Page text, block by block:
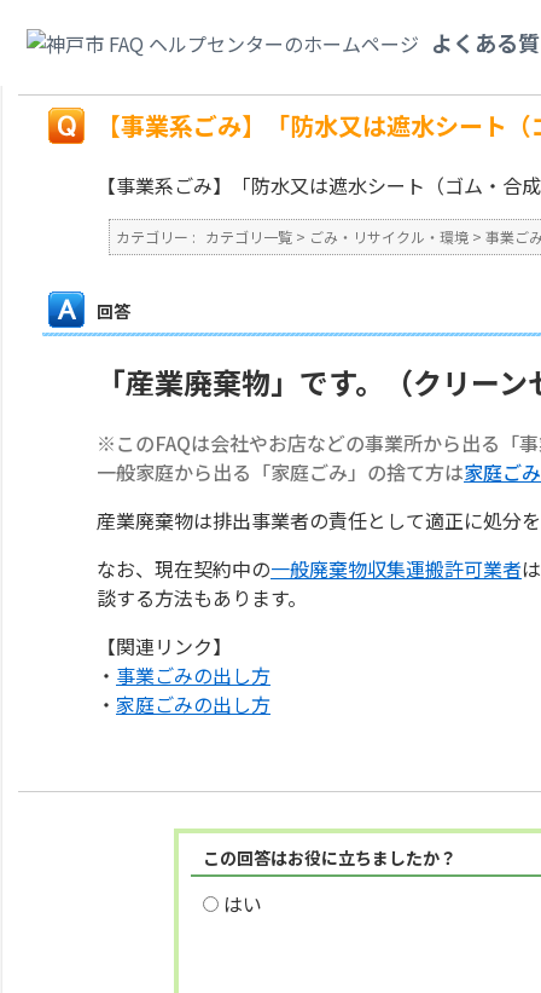
よくある
ですか？
【事業系ごみ】「防水又は遮水シート
【事業系ごみ】「防水又は遮水シート（ゴム・
カテゴリー : カテゴリ一覧 > ごみ・リサイクル・環境 > 事業ご
回答
「産業廃棄物」です。（クリー
※このFAQは会社やお店などの事業所から出る「
一般家庭から出る「家庭ごみ」の捨て方は家庭ご
産業廃棄物は排出事業者の責任として適正に処分
なお、現在契約中の一般廃棄物収集運搬許可業者
談する方法もあります。
【関連リンク】
・ 事業ごみの出し方
・ 家庭ごみの出し方
この回答はお役に立ちましたか？
はい